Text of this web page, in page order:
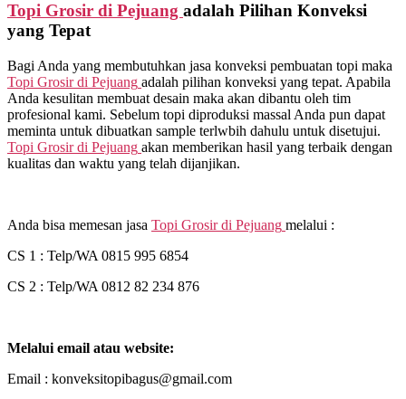
Topi Grosir di Pejuang adalah Pilihan Konveksi
yang Tepat
Bagi Anda yang membutuhkan jasa konveksi pembuatan topi maka
Topi Grosir di Pejuang adalah pilihan konveksi yang tepat. Apabila
Anda kesulitan membuat desain maka akan dibantu oleh tim
profesional kami. Sebelum topi diproduksi massal Anda pun dapat
meminta untuk dibuatkan sample terlwbih dahulu untuk disetujui.
Topi Grosir di Pejuang akan memberikan hasil yang terbaik dengan
kualitas dan waktu yang telah dijanjikan.
Anda bisa memesan jasa Topi Grosir di Pejuang melalui :
CS 1 : Telp/WA 0815 995 6854
CS 2 : Telp/WA 0812 82 234 876
Melalui email atau website:
Email : konveksitopibagus@gmail.com